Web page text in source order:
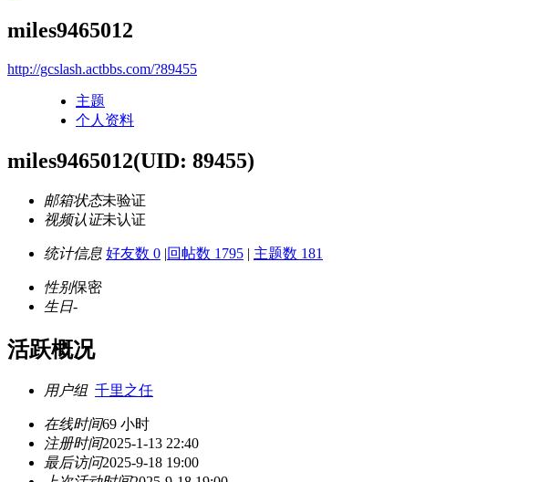
miles9465012
http://gcslash.actbbs.com/?89455
主题
个人资料
miles9465012(UID: 89455)
邮箱状态未验证
视频认证未认证
统计信息 好友数 0 |回帖数 1795 | 主题数 181
性别保密
生日-
活跃概况
用户组 千里之任
在线时间69 小时
注册时间2025-1-13 22:40
最后访问2025-9-18 19:00